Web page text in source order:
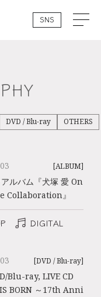
SNS
DVD / Blu-ray OTHERS
[ALBUM]
アルバム『犬塚 愛 On
Collaboration』
DIGITAL
[DVD / Blu-ray]
Blu-ray, LIVE CD
IS BORN ～17th Anni